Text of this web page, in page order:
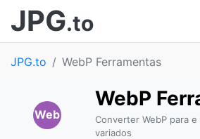
JPG.to
JPG.to WebP Ferramentas
Web
WebP
Converter WebP para
variados